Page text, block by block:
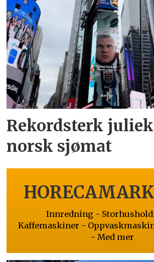
Rekordsterk
norsk sjømat
Innredning -
Kaffemaskiner -
- Med mer